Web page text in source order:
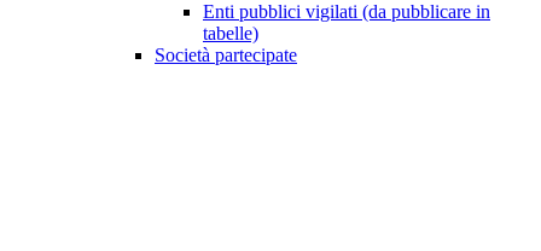
Enti pubblici vigilati (da pubblicare in
tabelle)
Società partecipate